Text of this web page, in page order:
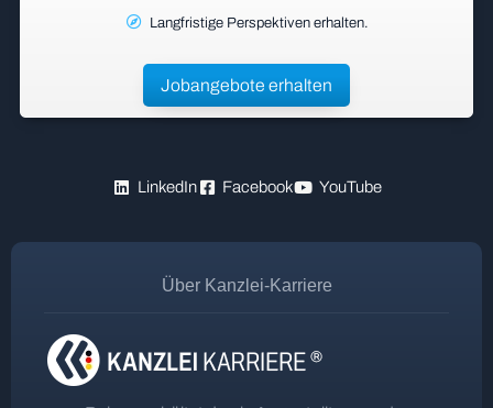
Langfristige Perspektiven erhalten.
Jobangebote erhalten
LinkedIn Facebook YouTube
Über Kanzlei-Karriere